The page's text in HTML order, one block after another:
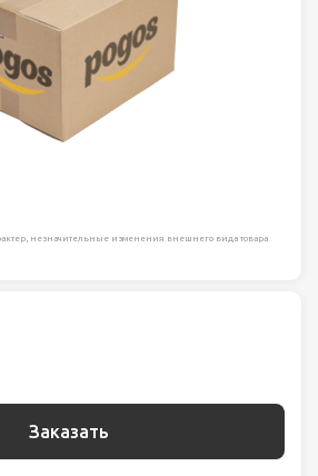
незначительные изменения внешнего вида товара
Заказать